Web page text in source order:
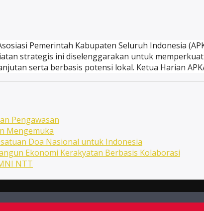
Pemerintah Kabupaten Seluruh Indonesia
strategis ini diselenggarakan untuk
serta berbasis potensi lokal. Ketua Harian
Pengawasan
Mengemuka
Doa Nasional untuk Indonesia
Ekonomi Kerakyatan Berbasis Kolaborasi
NTT